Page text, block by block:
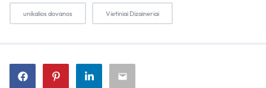
unikalios dovanos Vietiniai Dizaineriai